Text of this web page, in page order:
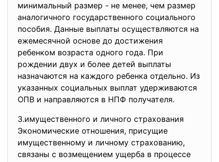
минимальный размер - не менее, чем размер
аналогичного государственного социального
пособия. Данные выплаты осуществляются на
ежемесячной основе до достижения
ребенком возраста одного года. При
рождении двух и более детей выплаты
назначаются на каждого ребенка отдельно. Из
указанных социальных выплат удерживаются
ОПВ и направляются в НПФ получателя.
3.имущественного и личного страхования
Экономические отношения, присущие
имущественному и личному страхованию,
связаны с возмещением ущерба в процессе